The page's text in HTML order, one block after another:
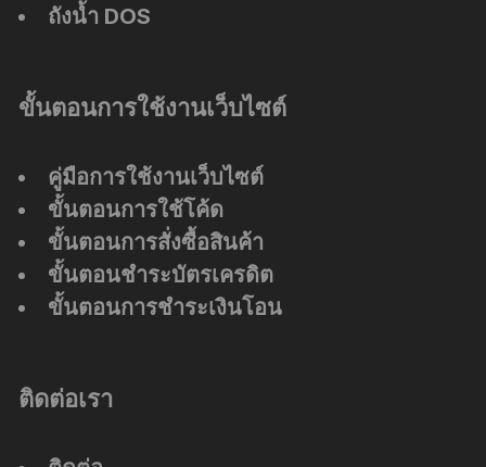
ถังน้ำ DOS
ขั้นตอนการใช้งานเว็บไซต์
คู่มือการใช้งานเว็บไซต์
ขั้นตอนการใช้โค้ด
ขั้นตอนการสั่งซื้อสินค้า
ขั้นตอนชำระบัตรเครดิต
ขั้นตอนการชำระเงินโอน
ติดต่อเรา